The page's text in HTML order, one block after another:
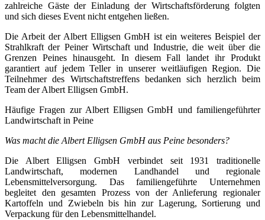
zahlreiche Gäste der Einladung der Wirtschaftsförderung folgten
und sich dieses Event nicht entgehen ließen.
Die Arbeit der Albert Elligsen GmbH ist ein weiteres Beispiel der
Strahlkraft der Peiner Wirtschaft und Industrie, die weit über die
Grenzen Peines hinausgeht. In diesem Fall landet ihr Produkt
garantiert auf jedem Teller in unserer weitläufigen Region. Die
Teilnehmer des Wirtschaftstreffens bedanken sich herzlich beim
Team der Albert Elligsen GmbH.
Häufige Fragen zur Albert Elligsen GmbH und familiengeführter
Landwirtschaft in Peine
Was macht die Albert Elligsen GmbH aus Peine besonders?
Die Albert Elligsen GmbH verbindet seit 1931 traditionelle
Landwirtschaft, modernen Landhandel und regionale
Lebensmittelversorgung. Das familiengeführte Unternehmen
begleitet den gesamten Prozess von der Anlieferung regionaler
Kartoffeln und Zwiebeln bis hin zur Lagerung, Sortierung und
Verpackung für den Lebensmittelhandel.